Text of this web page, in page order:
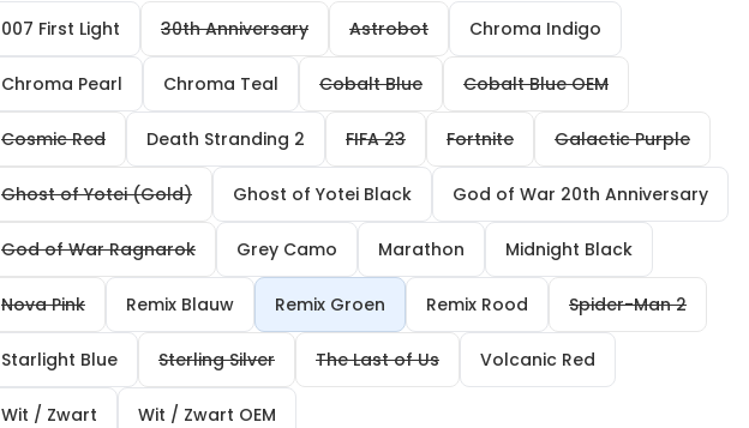
007 First Light 30th Anniversary Astrobot Chroma Indigo
Chroma Pearl Chroma Teal Cobalt Blue Cobalt Blue OEM
Cosmic Red Death Stranding 2 FIFA 23 Fortnite Galactic Purple
Ghost of Yotei (Gold) Ghost of Yotei Black God of War 20th Anniversary
God of War Ragnarok Grey Camo Marathon Midnight Black
Nova Pink Remix Blauw Remix Groen Remix Rood Spider-Man 2
Starlight Blue Sterling Silver The Last of Us Volcanic Red
Wit / Zwart Wit / Zwart OEM